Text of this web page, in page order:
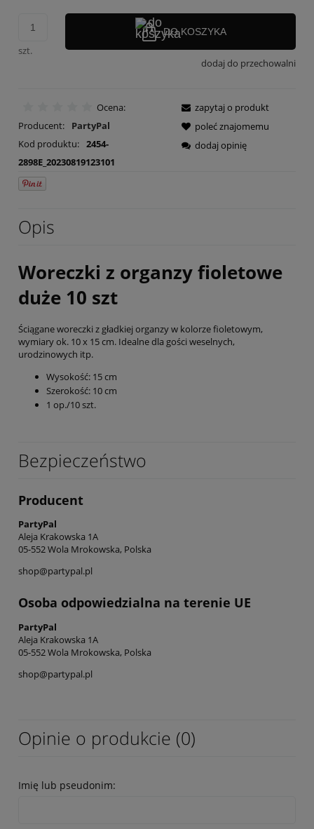
szt.
DO KOSZYKA
dodaj do przechowalni
Ocena:
Producent:
PartyPal
Kod produktu: 2454-
2898E_20230819123101
zapytaj o produkt
poleć znajomemu
dodaj opinię
Opis
Woreczki z organzy fioletowe
duże 10 szt
Ściągane woreczki z gładkiej organzy w kolorze fioletowym,
wymiary ok. 10 x 15 cm. Idealne dla gości weselnych,
urodzinowych itp.
Wysokość: 15 cm
Szerokość: 10 cm
1 op./10 szt.
Bezpieczeństwo
Producent
PartyPal
Aleja Krakowska 1A
05-552 Wola Mrokowska, Polska
shop@partypal.pl
Osoba odpowiedzialna na terenie UE
PartyPal
Aleja Krakowska 1A
05-552 Wola Mrokowska, Polska
shop@partypal.pl
Opinie o produkcie (0)
Imię lub pseudonim: